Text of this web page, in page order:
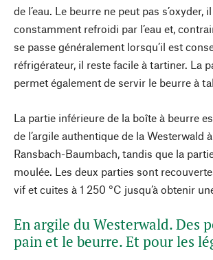
de l’eau. Le beurre ne peut pas s’oxyder,
constamment refroidi par l’eau et,
se passe généralement lorsqu’il est
réfrigérateur, il reste facile à tartiner. La
permet également de servir le beurre à
La partie inférieure de la boîte à beurre
de l’argile authentique de la Westerwald
Ransbach-Baumbach, tandis que la
moulée. Les deux parties sont
vif et cuites à 1 250 °C jusqu’à obtenir
En argile du Westerwald. Des
pain et le beurre. Et pour les